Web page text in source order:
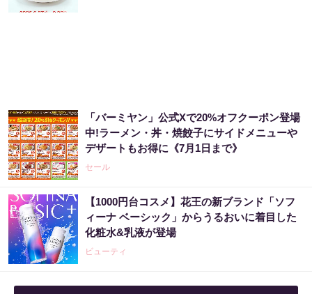
「バーミヤン」公式Xで20%オフクーポン登場
中!ラーメン・丼・焼餃子にサイドメニューや
デザートもお得に《7月1日まで》
セール
【1000円台コスメ】花王の新ブランド「ソフ
ィーナ ベーシック」からうるおいに着目した
化粧水&乳液が登場
ビューティ